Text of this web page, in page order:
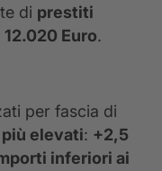
di prestiti
12.020 Euro.
per fascia di
elevati: +2,5
inferiori ai